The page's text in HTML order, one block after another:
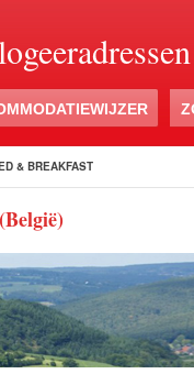
& BREAKFAST